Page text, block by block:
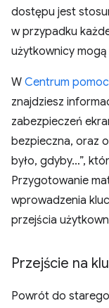
dostępu jest
w przypadku
użytkownicy
W Centrum
znajdziesz
zabezpieczeń
bezpieczna, oraz
było, gdyby…”,
Przygotowanie
wprowadzenia
przejścia
Przejście na
Powrót do